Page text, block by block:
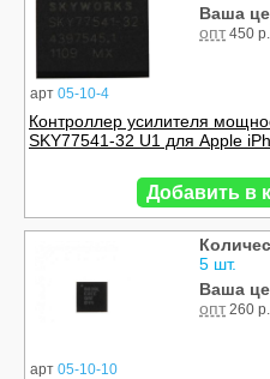
арт 05-10-4
Ваша
опт 450 р.
Контроллер усилителя
SKY77541-32 U1 для Apple
Добавить в
арт 05-10-10
5 шт.
Ваша
опт 260 р.